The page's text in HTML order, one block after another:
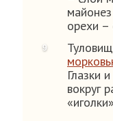
орехи –
Глазки
вокруг